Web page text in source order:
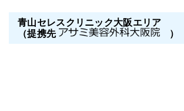
青山セレスクリニック大阪エリア
（提携先
）